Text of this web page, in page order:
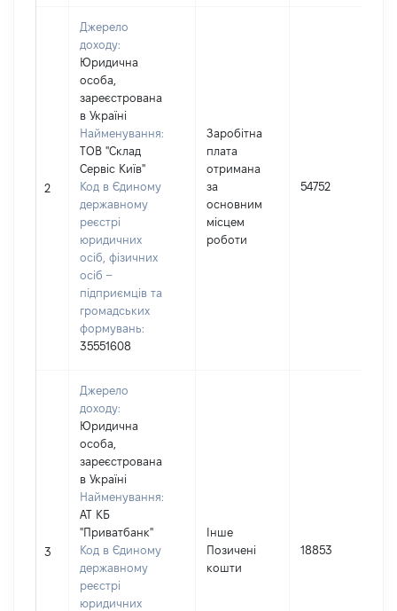
2
Джерело
доходу:
Юридична
особа,
зареєстрована
в Україні
Найменування:
ТОВ "Склад
Сервіс Київ"
Код в Єдиному
державному
реєстрі
юридичних
осіб, фізичних
осіб –
підприємців та
громадських
формувань:
35551608
Заробітна
плата
отримана
за
основним
місцем
роботи
54752
3
Джерело
доходу:
Юридична
особа,
зареєстрована
в Україні
Найменування:
АТ КБ
"Приватбанк"
Код в Єдиному
державному
реєстрі
юридичних
Інше
Позичені
кошти
18853